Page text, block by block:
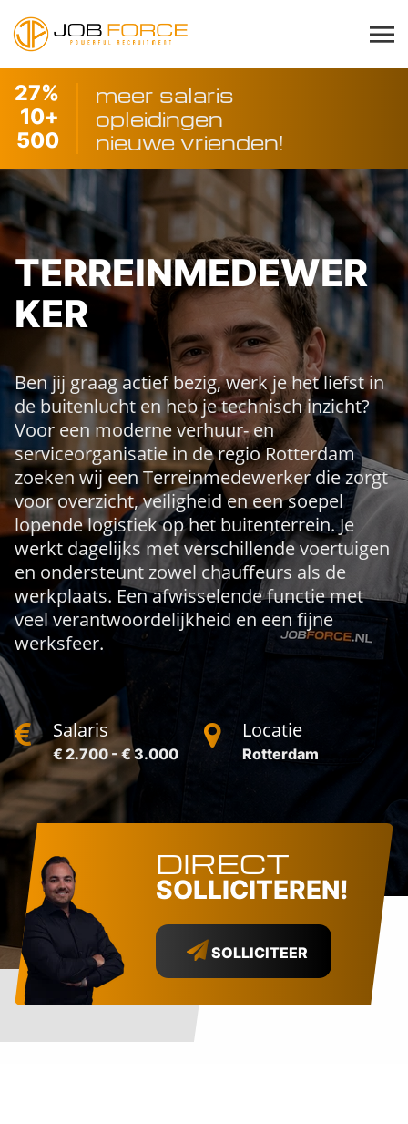
%
27
meer salaris
+
10
opleidingen
500
nieuwe vrienden!
TERREINMEDEWER
KER
Ben jij graag actief bezig, werk je het liefst in
de buitenlucht en heb je technisch inzicht?
Voor een moderne verhuur- en
serviceorganisatie in de regio Rotterdam
zoeken wij een Terreinmedewerker die zorgt
voor overzicht, veiligheid en een soepel
lopende logistiek op het buitenterrein. Je
werkt dagelijks met verschillende voertuigen
en ondersteunt zowel chauffeurs als de
werkplaats. Een afwisselende functie met
veel verantwoordelijkheid en een fijne
werksfeer.
Salaris
€ 2.700 - € 3.000
Locatie
Rotterdam
DIRECT
SOLLICITEREN!
SOLLICITEER